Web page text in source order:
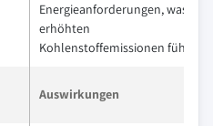
Energieanforderungen, was zu
erhöhten
Kohlenstoffemissionen führt
Auswirkungen